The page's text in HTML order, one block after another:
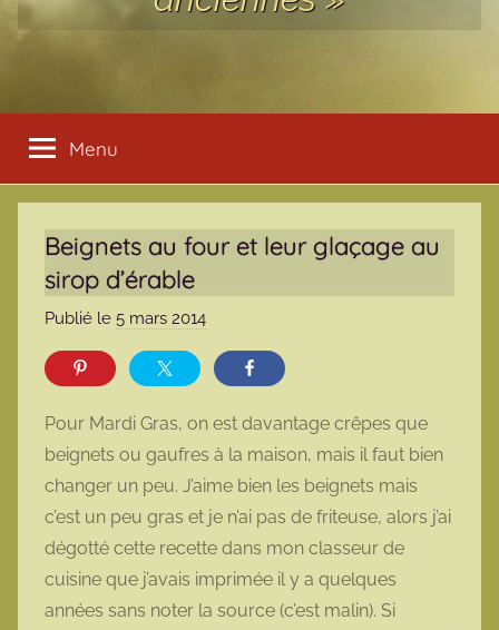
Menu
Beignets au four et leur glaçage au
sirop d’érable
Publié le 5 mars 2014
a
r
m
o
t
t
e
Pour Mardi Gras, on est davantage crêpes que
beignets ou gaufres à la maison, mais il faut bien
changer un peu. J’aime bien les beignets mais
c’est un peu gras et je n’ai pas de friteuse, alors j’ai
dégotté cette recette dans mon classeur de
cuisine que j’avais imprimée il y a quelques
années sans noter la source (c’est malin). Si